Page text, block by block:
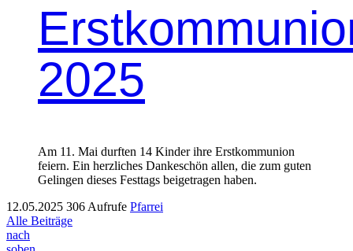
2025
Am 11. Mai durften 14 Kinder ihre Erstkom­mu­nion
feiern. Ein her­zlich­es Dankeschön allen, die zum guten
Gelin­gen dieses Fest­tags beige­tra­gen haben.
12.05.2025 306 Aufrufe Pfarrei
Alle Beiträge
nach